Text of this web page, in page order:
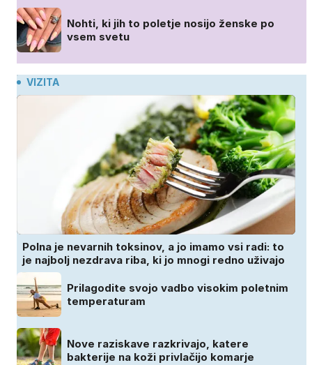
Nohti, ki jih to poletje nosijo ženske po
vsem svetu
VIZITA
Polna je nevarnih toksinov, a jo imamo vsi radi: to
je najbolj nezdrava riba, ki jo mnogi redno uživajo
Prilagodite svojo vadbo visokim poletnim
temperaturam
Nove raziskave razkrivajo, katere
bakterije na koži privlačijo komarje